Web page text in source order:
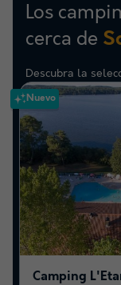
Los
cerca de
Descubra la
mejor valorados
Nuevo
Camping